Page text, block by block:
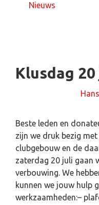
Nieuws
Klusdag
Beste leden en
zijn we druk bezig
clubgebouw en de
zaterdag 20 juli gaan
verbouwing. We
kunnen we jouw hulp
werkzaamheden:–